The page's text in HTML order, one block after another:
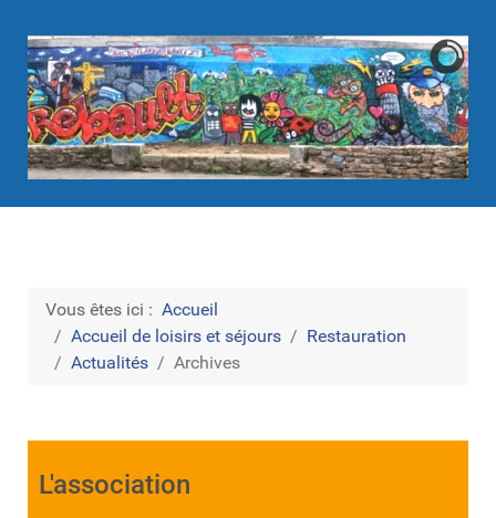
Vous êtes ici : Accueil
Accueil de loisirs et séjours
Restauration
Actualités
Archives
L'association